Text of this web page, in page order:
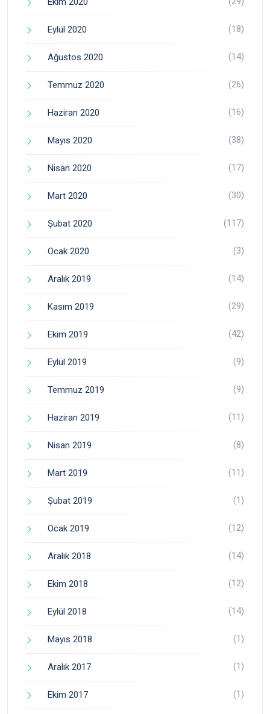
Eylül 2020 (18)
Ağustos 2020 (14)
Temmuz 2020 (26)
Haziran 2020 (16)
Mayıs 2020 (38)
Nisan 2020 (17)
Mart 2020 (30)
Şubat 2020 (117)
Ocak 2020 (3)
Aralık 2019 (14)
Kasım 2019 (29)
Ekim 2019 (42)
Eylül 2019 (9)
Temmuz 2019 (9)
Haziran 2019 (11)
Nisan 2019 (8)
Mart 2019 (11)
Şubat 2019 (1)
Ocak 2019 (12)
Aralık 2018 (14)
Ekim 2018 (12)
Eylül 2018 (14)
Mayıs 2018 (1)
Aralık 2017 (1)
Ekim 2017 (1)